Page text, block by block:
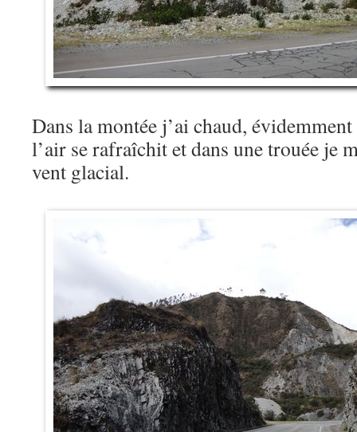
Dans la montée j’ai chaud,
l’air se rafraîchit et dans une trouée je
vent glacial.